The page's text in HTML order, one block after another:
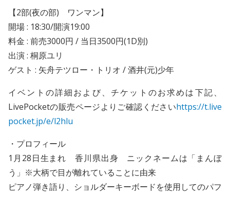
【2部(夜の部) ワンマン】
開場 : 18:30/開演19:00
料金 : 前売3000円 / 当日3500円(1D別)
出演 : 桐原ユリ
ゲスト : 矢舟テツロー・トリオ / 酒井(元)少年
イベントの詳細および、チケットのお求めは下記、
LivePocketの販売ページよりご確認くださいhttps://t.live
pocket.jp/e/l2hlu
・プロフィール
1月28日生まれ 香川県出身 ニックネームは「まんぼ
う」※大柄で目が離れていることに由来
ピアノ弾き語り、ショルダーキーボードを使用してのパフ